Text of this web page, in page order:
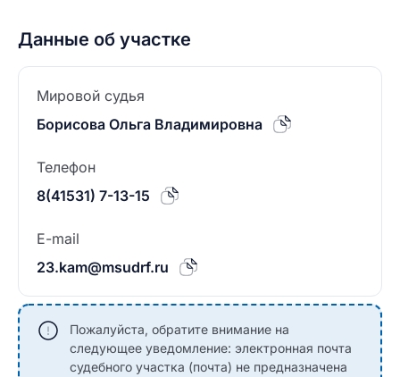
Данные об участке
Мировой судья
Борисова Ольга Владимировна
Телефон
8(41531) 7-13-15
E-mail
23.kam@msudrf.ru
Пожалуйста, обратите внимание на
следующее уведомление: электронная почта
судебного участка (почта) не предназначена